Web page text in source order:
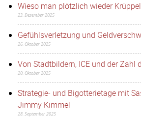
Wieso man plötzlich wieder
23. Dezember 2025
Gefühlsverletzung und
26. Oktober 2025
Von Stadtbildern, ICE und der Zahl
20. Oktober 2025
Strategie- und Bigotterietage mit
Jimmy Kimmel
28. September 2025